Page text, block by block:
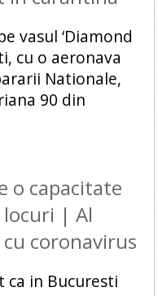
vasul ‘Diamond
cu o aeronava
Nationale,
90 din
o capacitate
locuri | Al
coronavirus
ca in Bucuresti